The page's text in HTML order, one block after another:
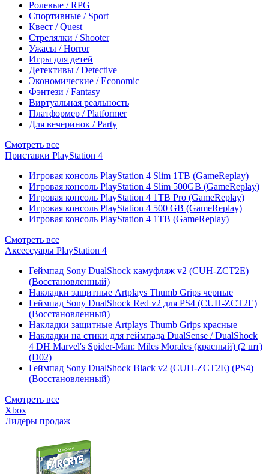
Ролевые / RPG
Спортивные / Sport
Квест / Quest
Стрелялки / Shooter
Ужасы / Horror
Игры для детей
Детективы / Detective
Экономические / Economic
Фэнтези / Fantasy
Виртуальная реальность
Платформер / Platformer
Для вечеринок / Party
Смотреть все
Приставки PlayStation 4
Игровая консоль PlayStation 4 Slim 1TB (GameReplay)
Игровая консоль PlayStation 4 Slim 500GB (GameReplay)
Игровая консоль PlayStation 4 1TB Pro (GameReplay)
Игровая консоль PlayStation 4 500 GB (GameReplay)
Игровая консоль PlayStation 4 1TB (GameReplay)
Смотреть все
Аксессуары PlayStation 4
Геймпад Sony DualShock камуфляж v2 (CUH-ZCT2E)
(Восстановленный)
Накладки защитные Artplays Thumb Grips черные
Геймпад Sony DualShock Red v2 для PS4 (CUH-ZCT2E)
(Восстановленный)
Накладки защитные Artplays Thumb Grips красные
Накладки на стики для геймпада DualSense / DualShock
4 DH Marvel's Spider-Man: Miles Morales (красный) (2 шт)
(D02)
Геймпад Sony DualShock Black v2 (CUH-ZCT2E) (PS4)
(Восстановленный)
Смотреть все
Xbox
Лидеры продаж